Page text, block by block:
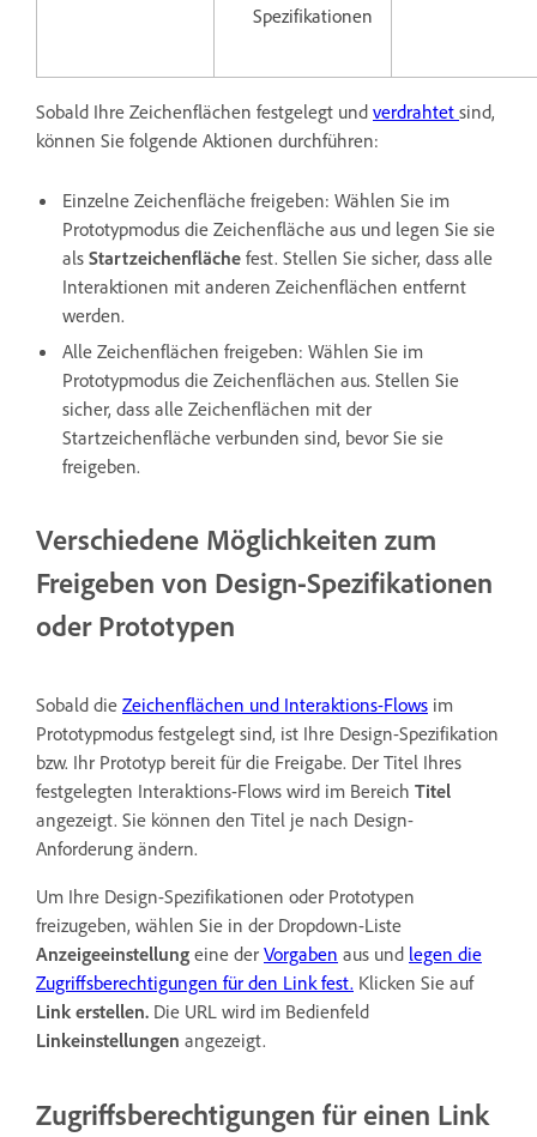
Spezifikationen
Sobald Ihre Zeichenflächen festgelegt und verdrahtet sind,
können Sie folgende Aktionen durchführen:
Einzelne Zeichenfläche freigeben: Wählen Sie im
Prototypmodus die Zeichenfläche aus und legen Sie sie
als Startzeichenfläche fest. Stellen Sie sicher, dass alle
Interaktionen mit anderen Zeichenflächen entfernt
werden.
Alle Zeichenflächen freigeben: Wählen Sie im
Prototypmodus die Zeichenflächen aus. Stellen Sie
sicher, dass alle Zeichenflächen mit der
Startzeichenfläche verbunden sind, bevor Sie sie
freigeben.
Verschiedene Möglichkeiten zum
Freigeben von Design-Spezifikationen
oder Prototypen
Sobald die Zeichenflächen und Interaktions-Flows im
Prototypmodus festgelegt sind, ist Ihre Design-Spezifikation
bzw. Ihr Prototyp bereit für die Freigabe. Der Titel Ihres
festgelegten Interaktions-Flows wird im Bereich Titel
angezeigt. Sie können den Titel je nach Design-
Anforderung ändern.
Um Ihre Design-Spezifikationen oder Prototypen
freizugeben, wählen Sie in der Dropdown-Liste
Anzeigeeinstellung eine der Vorgaben aus und legen die
Zugriffsberechtigungen für den Link fest. Klicken Sie auf
Link erstellen. Die URL wird im Bedienfeld
Linkeinstellungen angezeigt.
Zugriffsberechtigungen für einen Link